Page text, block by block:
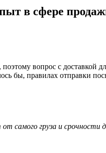
в сфере
вопрос с доставкой
бы, правилах отправки
самого груза и